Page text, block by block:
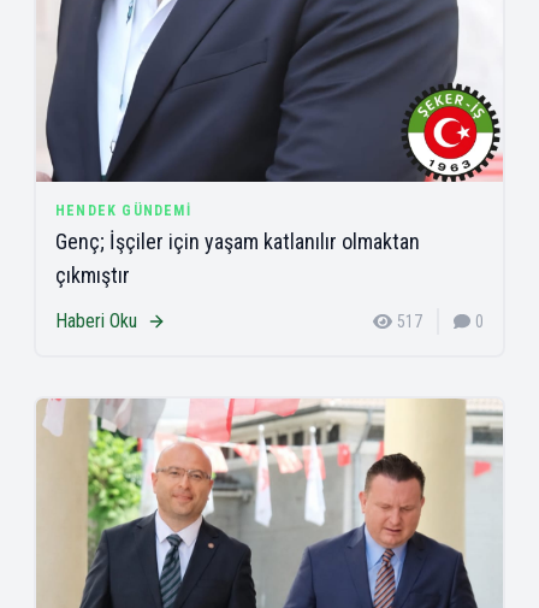
HENDEK GÜNDEMI
Genç; İşçiler için yaşam katlanılır olmaktan
çıkmıştır
Haberi Oku 517 0